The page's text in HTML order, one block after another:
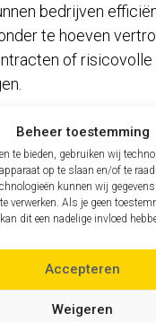
Beheer toestemming
te bieden, gebruiken wij
op te slaan en/of te
kunnen wij
verwerken. Als je geen
dit een nadelige invloed
Accepteren
Weigeren
bedrijven
te hoeven
of risicovolle
meer
in bijvoorbeeld
kan de aanpak
ook een rol spelen:
aan de